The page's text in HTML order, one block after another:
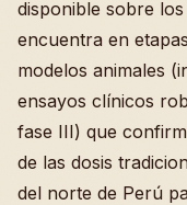
disponible sobre
encuentra en
modelos animales
ensayos clínicos
fase III) que
de las dosis
del norte de Perú